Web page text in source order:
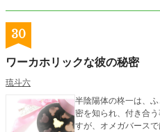
30
ワーカホリックな彼の秘密
琉斗六
半陰陽体の柊一は、
密を知られ、付き合う事になった。
すが、オメガバース